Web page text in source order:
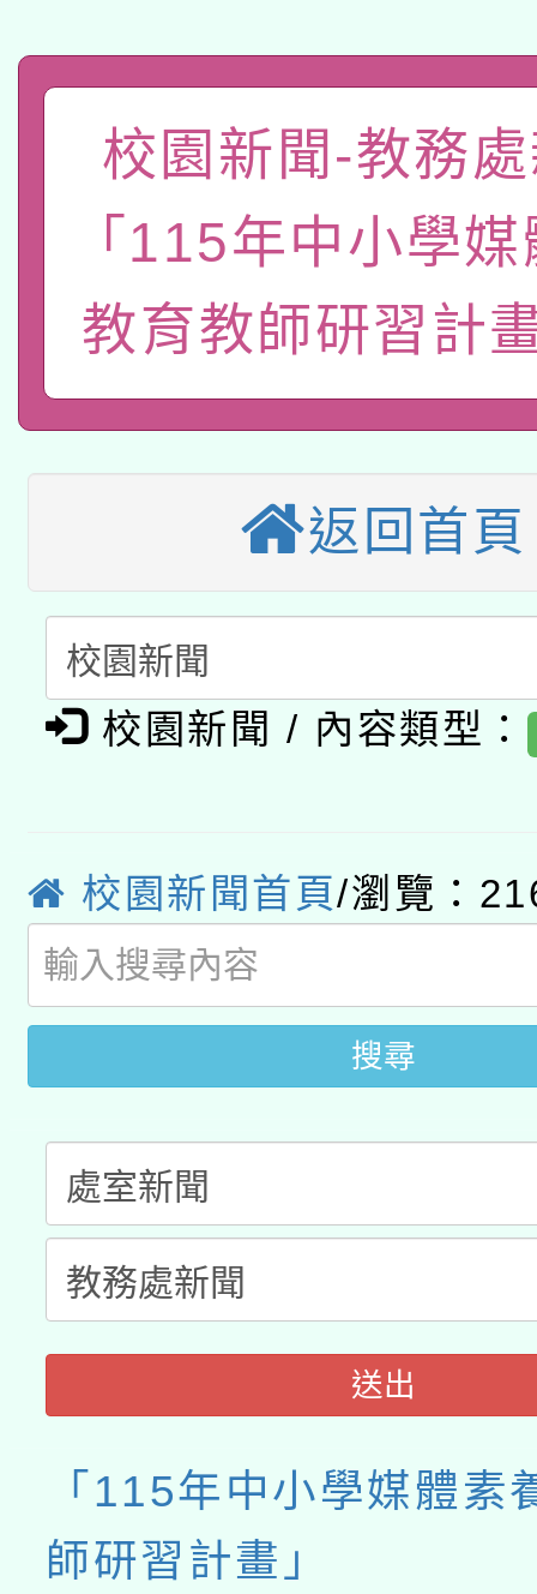
礎課程
「數位內容與教學軟
有關大陸委員會函釋公
薪期間赴陸應申請許可
轉知經濟部水利署委託
業技術研究院辦理「
用水績優單位及節水達
115年8月22日(星期六
本校115學年度第2次
招甄選結果公告(無人
適應運動共學行動站研
本館辦理115年度閱讀
暨閱讀推動專業研習
科技賦能─人工智慧
礎課程
A3數位素養講師名單
「數位內容與教學軟
業技術研究院辦理「
用水績優單位及節水達
115年8月22日(星期六
桃園市孔廟祈福系列
開 智慧啟航」
2026年桃園地景藝術
校園新聞-教務
「115年中小學
教育教師研習計
返回首頁
校園新聞 / 內容類型：
校園新聞首頁/瀏覽：
搜尋
送出
「115年中小學媒體素
師研習計畫」